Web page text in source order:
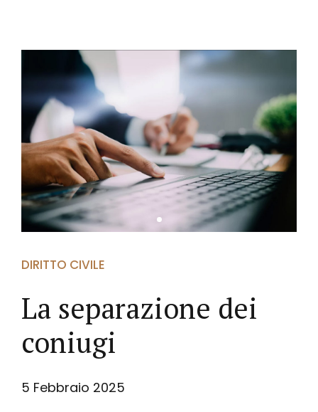
DIRITTO CIVILE
La separazione dei
coniugi
5 Febbraio 2025